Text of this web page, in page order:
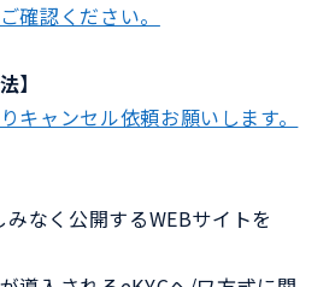
確認ください。
】
キャンセル依頼お願いします。
なく公開するWEBサイトを